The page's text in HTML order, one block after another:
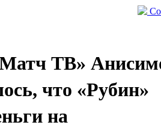
ТВ»
что «Рубин»
на